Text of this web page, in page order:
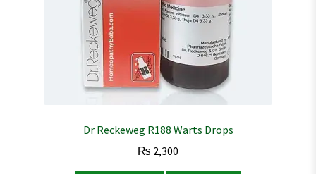
Dr Reckeweg R188 Warts Drops
₨ 2,300